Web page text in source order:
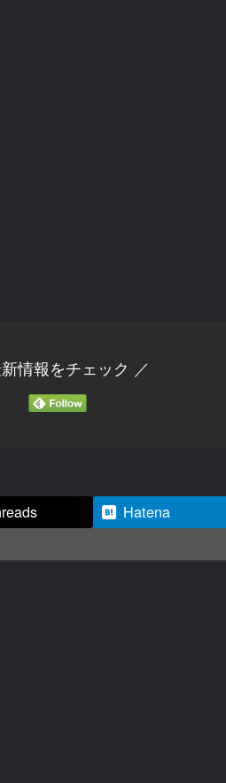
情報をチェック ／
Hatena